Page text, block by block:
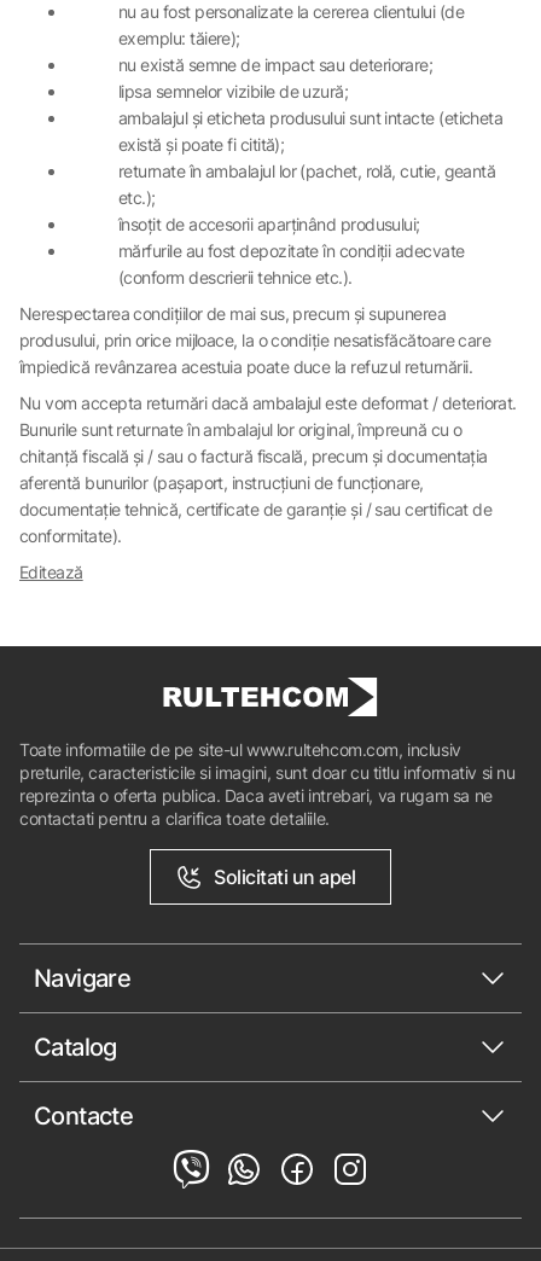
nu au fost personalizate la cererea clientului (de
exemplu: tăiere);
nu există semne de impact sau deteriorare;
lipsa semnelor vizibile de uzură;
ambalajul și eticheta produsului sunt intacte (eticheta
există și poate fi citită);
returnate în ambalajul lor (pachet, rolă, cutie, geantă
etc.);
însoțit de accesorii aparținând produsului;
mărfurile au fost depozitate în condiții adecvate
(conform descrierii tehnice etc.).
Nerespectarea condițiilor de mai sus, precum și supunerea
produsului, prin orice mijloace, la o condiție nesatisfăcătoare care
împiedică revânzarea acestuia poate duce la refuzul returnării.
Nu vom accepta returnări dacă ambalajul este deformat / deteriorat.
Bunurile sunt returnate în ambalajul lor original, împreună cu o
chitanță fiscală și / sau o factură fiscală, precum și documentația
aferentă bunurilor (pașaport, instrucțiuni de funcționare,
documentație tehnică, certificate de garanție și / sau certificat de
conformitate).
Editează
Toate informatiile de pe site-ul www.rultehcom.com, inclusiv
preturile, caracteristicile si imagini, sunt doar cu titlu informativ si nu
reprezinta o oferta publica. Daca aveti intrebari, va rugam sa ne
contactati pentru a clarifica toate detaliile.
Solicitati un apel
Navigare
Catalog
Contacte